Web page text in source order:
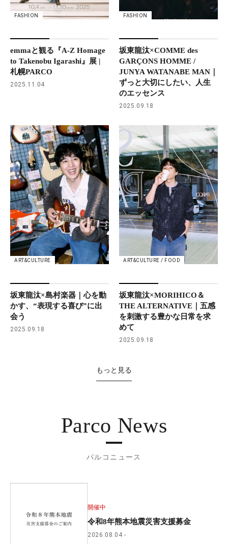
FASHION
emmaと観る『A-Z Homage
to Takenobu Igarashi』展 |
札幌PARCO
2025.11.04
FASHION
坂東龍汰×COMME des
GARÇONS HOMME /
JUNYA WATANABE MAN｜
ずっと大切にしたい、人生
のエッセンス
2025.09.18
ART&CULTURE
坂東龍汰×島村楽器｜心を動
かす、“表現する喜び”に出
会う
2025.09.18
ART&CULTURE / FOOD
坂東龍汰×MORIHICO＆
THE ALTERNATIVE｜五感
を刺激する豊かな日常を求
めて
2025.09.18
もっと見る
Parco News
パルコニュース
開催中
令和8年熊本地震災害支援募金
2026.08.04